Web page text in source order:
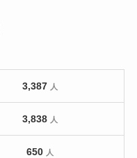
3,387 人
3,838 人
650 人